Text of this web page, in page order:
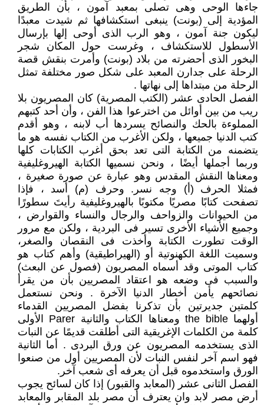
جاءها الوحى وهى تصلى بمعبد آمون ، بأن الطريق
المؤدية إلى (بونت) ينبغى استكشافها ثم شيدت معبدًا
ليكون جنة آمون ، وهو الرب الذى أوحى إلها بإرسال
الأسطول للاستكشاف ، وغرست حول المكان شجر
البخور الذى أحضرته من بلاد (بونت) وأمرت بنقش قصة
الرحلة على جدارن المعبد على شكل صور مختلفة تمثل
الرحلة من مبتداها إلى نهاتها .
الفصل الحادى عشر (الكتب المصرية) كان المصريون بلا
ريب من بين أوائل من اخترعوا هذا الفن ، وأن أحد كتبهم
المملوءة بالحك والنصائح يسردها أب لابنه ، وهو أقدم
كتب الدنيا جميعها ، ولكن الأغرب من الكتاب نفسه هو ما
يتضمنه من الكتابة التى تعد بحق أغرب الكتابات كلها
وربما أجملها أيضًا ، ونحن نسميها الكتابة الهيروغليفية
ومعناها النقش المقدس وهو عبارة عن صورة صغيرة ،
فمثلا الحرف (أ) وجه نسر. وحرف (م) أسد ، فإذا
تصفحت كتابًا مصريًا مكتوبًا بالهيروغليفية رأيتَ سطورًا
من الحيوانات والزواحف والرجال والنساء والقوارض ،
وجميع الأشياء الأخرى تسير فى البردية ، ولكن مع مرور
الوقت تطورت الكتابة وأخذت فى النقصان والصغر،
وسميت اللغة الكهنوتية أو (الهيراطيقية) وأهم كتاب هو
كتاب الموتى وقد أسماه المصريون (فصول عن البعث)
والسبب فى وضعه هو اعتقاد المصريين بأن من يقرأ
نصائحهم يأمن أخطار الدنيا الآخرة . ونحن نستعمل
كلمتين جديرتين بأن تذكرنا بفضل المصريين القدماء
أولهما the bible ومعناها الكتاب والثانية Parer الأولى
كلمة من الكلمات الإغريقية التى أطلقت قديمًا عن النبات
الذى يستخدمه المصريون عن ورق البردى . أما الثانية
فهو اسم آخر لنفس النبات لأن المصريين أول من صنعوا
الورق واستخدموه قبل أن يعرفه أى شعب آخر.
الفصل الثانى عشر (المعابد والقبور) إذا كان لسائح يجوب
أرض مصر لابد وان يعترف أن مصر بلد المقابر والمعابد